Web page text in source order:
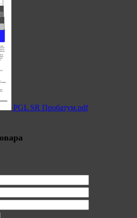
PGL SR Пробатум.pdf